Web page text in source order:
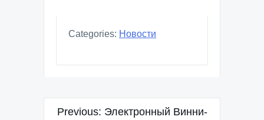
Categories: Новости
Навигация
Previous: Электронный Винни-